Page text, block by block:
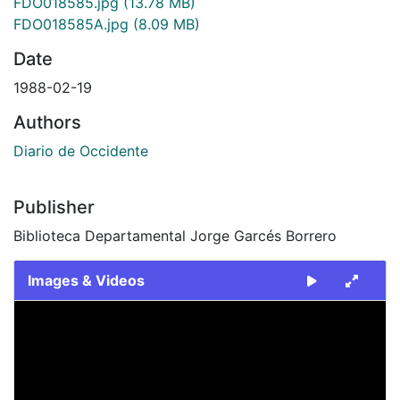
FDO018585A.jpg (8.09 MB)
Date
1988-02-19
Authors
Diario de Occidente
Publisher
Biblioteca Departamental Jorge Garcés Borrero
Images & Videos